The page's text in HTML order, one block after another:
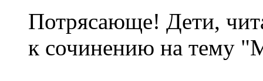
Потрясающе! Дети,
к сочинению на тему